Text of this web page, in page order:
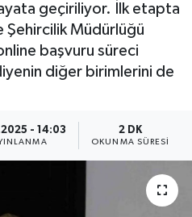
geçiriliyor. İlk etapta
Şehircilik Müdürlüğü
başvuru süreci
diğer birimlerini de
- 14:03 2 DK
OKUNMA SÜRESI